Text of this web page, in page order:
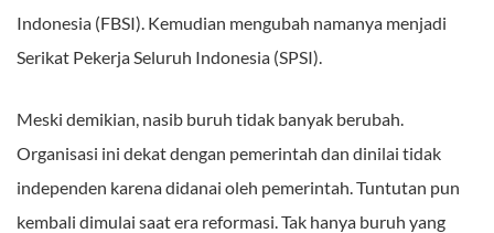
Indonesia (FBSI). Kemudian mengubah namanya menjadi
Serikat Pekerja Seluruh Indonesia (SPSI).
Meski demikian, nasib buruh tidak banyak berubah.
Organisasi ini dekat dengan pemerintah dan dinilai tidak
independen karena didanai oleh pemerintah. Tuntutan pun
kembali dimulai saat era reformasi. Tak hanya buruh yang